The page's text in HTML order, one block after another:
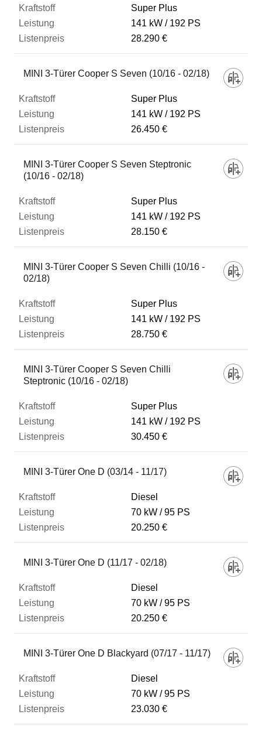
Super Plus
141 kW
192 PS
28.290 €
MINI 3-Türer Cooper S Seven (10/16 - 02/18)
Super Plus
141 kW
192 PS
26.450 €
MINI 3-Türer Cooper S Seven Steptronic
(10/16 - 02/18)
Super Plus
141 kW
192 PS
28.150 €
MINI 3-Türer Cooper S Seven Chilli (10/16 -
02/18)
Super Plus
141 kW
192 PS
28.750 €
MINI 3-Türer Cooper S Seven Chilli
Steptronic (10/16 - 02/18)
Super Plus
141 kW
192 PS
30.450 €
MINI 3-Türer One D (03/14 - 11/17)
Diesel
70 kW
95 PS
20.250 €
MINI 3-Türer One D (11/17 - 02/18)
Diesel
70 kW
95 PS
20.250 €
MINI 3-Türer One D Blackyard (07/17 - 11/17)
Diesel
70 kW
95 PS
23.030 €